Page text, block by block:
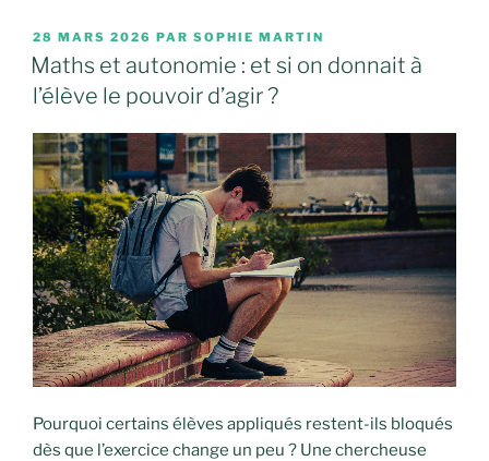
PUBLIÉ
LE
28 MARS 2026 PAR SOPHIE MARTIN
Maths et autonomie : et si on donnait à
l’élève le pouvoir d’agir ?
Pourquoi certains élèves appliqués restent-ils bloqués
dès que l’exercice change un peu ? Une chercheuse